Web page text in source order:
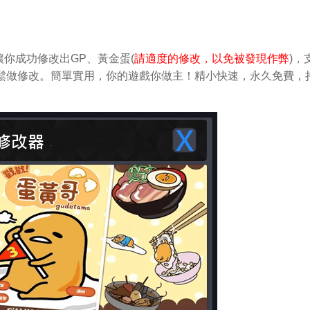
成功修改出GP、黃金蛋(請適度的修改，以免被發現作弊)，
修改。簡單實用，你的遊戲你做主！精小快速，永久免費，